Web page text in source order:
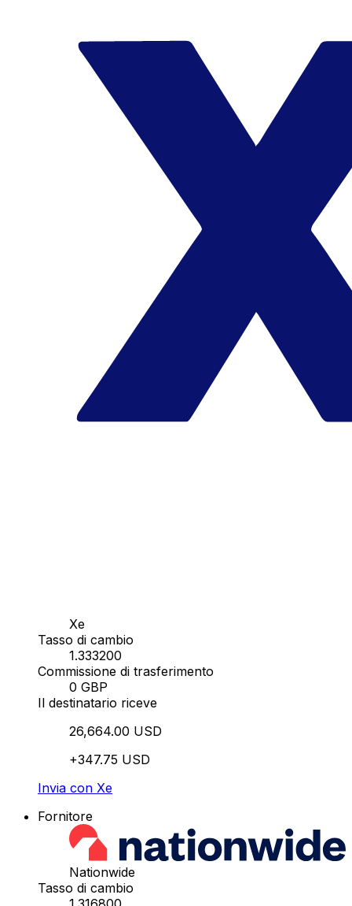
Xe
Tasso di cambio
1.333200
Commissione di trasferimento
0 GBP
Il destinatario riceve
26,664.00 USD
+347.75 USD
Invia con Xe
Fornitore
Nationwide
Tasso di cambio